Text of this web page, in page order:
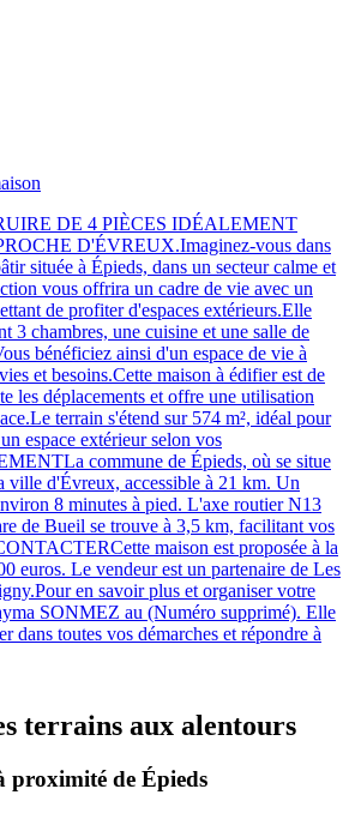
DE 4 PIÈCES IDÉALEMENT
D'ÉVREUX.Imaginez-vous dans
située à Épieds, dans un secteur calme et
vous offrira un cadre de vie avec un
de profiter d'espaces extérieurs.Elle
3 chambres, une cuisine et une salle de
bénéficiez ainsi d'un espace de vie à
et besoins.Cette maison à édifier est de
les déplacements et offre une utilisation
terrain s'étend sur 574 m², idéal pour
espace extérieur selon vos
commune de Épieds, où se situe
ville d'Évreux, accessible à 21 km. Un
8 minutes à pied. L'axe routier N13
de Bueil se trouve à 3,5 km, facilitant vos
maison est proposée à la
euros. Le vendeur est un partenaire de Les
en savoir plus et organiser votre
SONMEZ au (Numéro supprimé). Elle
dans toutes vos démarches et répondre à
terrains aux alentours
proximité de Épieds